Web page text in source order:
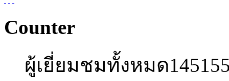
Counter
ผู้เยี่ยมชมทั้งหมด